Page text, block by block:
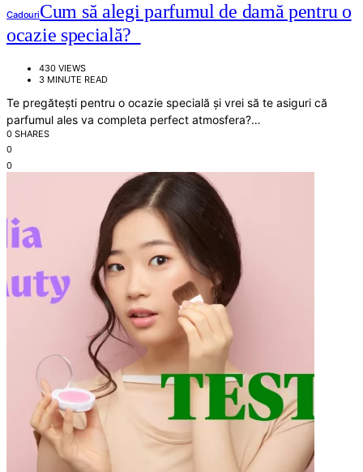
CadouriCum să alegi parfumul de damă pentru o
ocazie specială?
430 VIEWS
3 MINUTE READ
Te pregătești pentru o ocazie specială și vrei să te asiguri că
parfumul ales va completa perfect atmosfera?…
0 SHARES
0
0